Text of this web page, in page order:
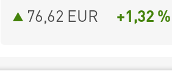
76,62 EUR +1,32 %